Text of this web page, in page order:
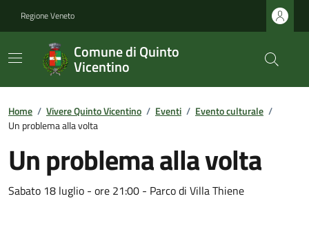
Regione Veneto
Comune di Quinto
Vicentino
Home / Vivere Quinto Vicentino / Eventi / Evento culturale /
Un problema alla volta
Un problema alla volta
Sabato 18 luglio - ore 21:00 - Parco di Villa Thiene